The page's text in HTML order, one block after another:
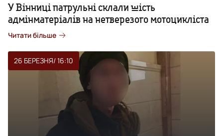
У Вінниці патрульні склали шість
адмінматеріалів на нетверезого мотоцикліста
Читати більше
26 БЕРЕЗНЯ/ 16:10